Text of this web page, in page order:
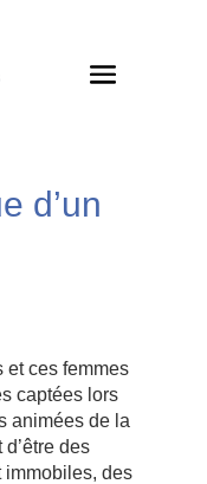
d’un
et ces femmes
captées lors
animées de la
des
immobiles, des